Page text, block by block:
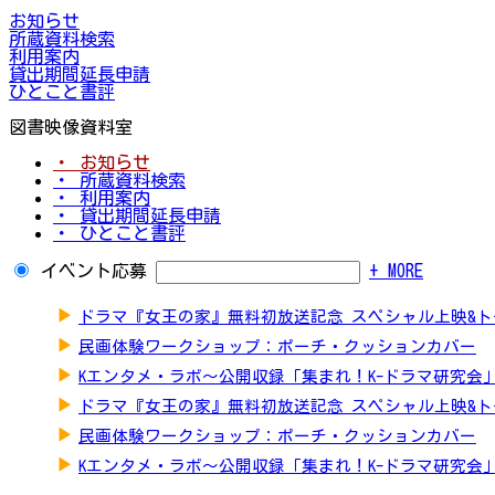
お知らせ
所蔵資料検索
利用案内
貸出期間延長申請
ひとこと書評
図書映像資料室
・ お知らせ
・ 所蔵資料検索
・ 利用案内
・ 貸出期間延長申請
・ ひとこと書評
イベント応募 + MORE
▶ ドラマ『女王の家』無料初放送記念 スペシャル上映&
▶ 民画体験ワークショップ：ポーチ・クッションカバー
▶ Kエンタメ・ラボ～公開収録「集まれ！K-ドラマ研究会」
▶ ドラマ『女王の家』無料初放送記念 スペシャル上映&
▶ 民画体験ワークショップ：ポーチ・クッションカバー
▶ Kエンタメ・ラボ～公開収録「集まれ！K-ドラマ研究会」